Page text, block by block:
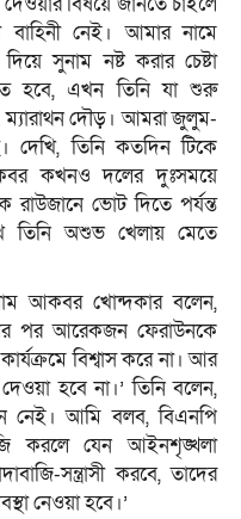
বাহিনী নেই। আমার নামে
সুনাম নষ্ট করার চেষ্টা
হবে, এখন তিনি যা শুরু
ম্যারাথন দৌড়। আমরা জুলুম-
দেখি, তিনি কতদিন টিকে
কখনও দলের দুঃসময়ে
রাউজানে ভোট দিতে পর্যন্ত
তিনি অশুভ খেলায় মেতে
আকবর খোন্দকার বলেন,
পর আরেকজন ফেরাউনকে
বিশ্বাস করে না। আর
হবে না।’ তিনি বলেন,
নেই। আমি বলব, বিএনপি
করলে যেন আইনশৃঙ্খলা
সন্ত্রাসী করবে, তাদের
নেওয়া হবে।’